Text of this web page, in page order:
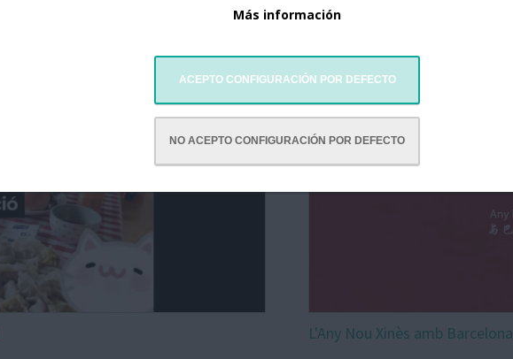
Más información
ACEPTO CONFIGURACIÓN POR DEFECTO
NO ACEPTO CONFIGURACIÓN POR DEFECTO
L'Any Nou Xinès amb Barcelona